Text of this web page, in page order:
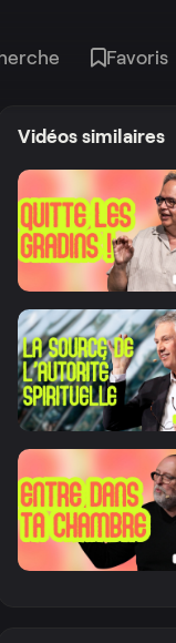
Favoris
Vidéos similaires